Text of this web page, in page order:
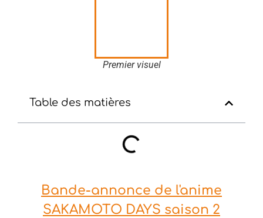
Premier visuel
Table des matières
Bande-annonce de l'anime
SAKAMOTO DAYS saison 2